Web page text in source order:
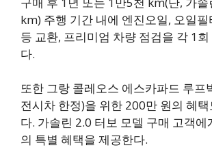
km) 주행 기간 내에 엔진오일, 오일필
등 교환, 프리미엄 차량 점검을 각 1
다.
또한 그랑 콜레오스 에스카파드 루프
전시차 한정)을 위한 200만 원의 혜
다. 가솔린 2.0 터보 모델 구매 고객에
의 특별 혜택을 제공한다.